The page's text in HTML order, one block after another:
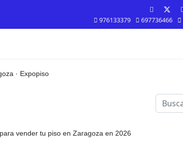
976133379 697736466
· Expopiso
vender tu piso en Zaragoza en 2026
Buscar